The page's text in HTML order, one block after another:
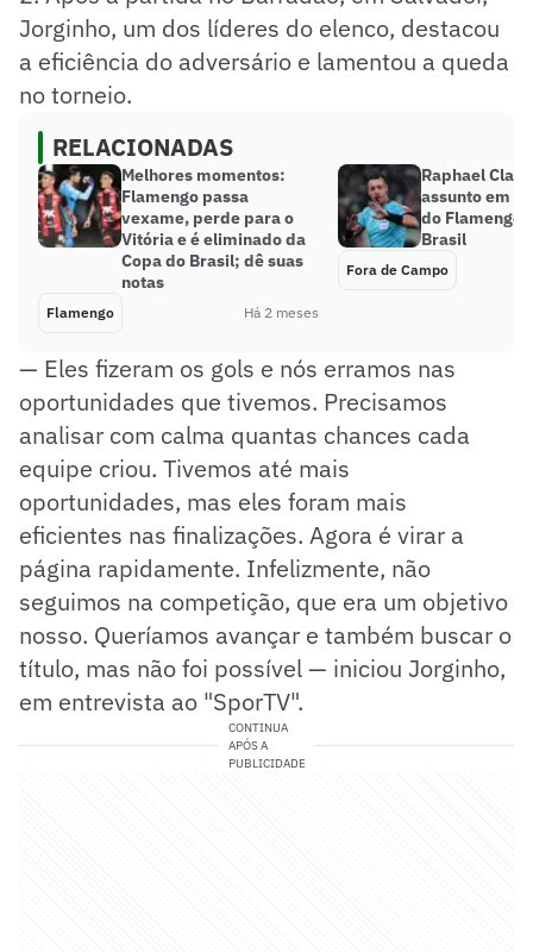
Jorginho, um dos líderes do elenco, destacou
a eficiência do adversário e lamentou a queda
no torneio.
RELACIONADAS
Melhores momentos:
Flamengo passa
vexame, perde para o
Vitória e é eliminado da
Copa do Brasil; dê suas
notas
Flamengo Há 2 meses
Raphael
assunto em
do Flamengo
Brasil
Fora de Campo
— Eles fizeram os gols e nós erramos nas
oportunidades que tivemos. Precisamos
analisar com calma quantas chances cada
equipe criou. Tivemos até mais
oportunidades, mas eles foram mais
eficientes nas finalizações. Agora é virar a
página rapidamente. Infelizmente, não
seguimos na competição, que era um objetivo
nosso. Queríamos avançar e também buscar o
título, mas não foi possível — iniciou Jorginho,
em entrevista ao "SporTV".
CONTINUA
APÓS A
PUBLICIDADE